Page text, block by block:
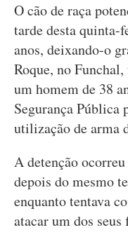
O cão de raça
tarde desta quinta-
anos, deixando-o
Roque, no
um homem de 38
Segurança Pública
utilização de arma
A detenção
depois do mesmo
enquanto tentava
atacar um dos